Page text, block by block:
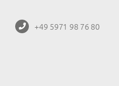
+49 5971 98 76 80